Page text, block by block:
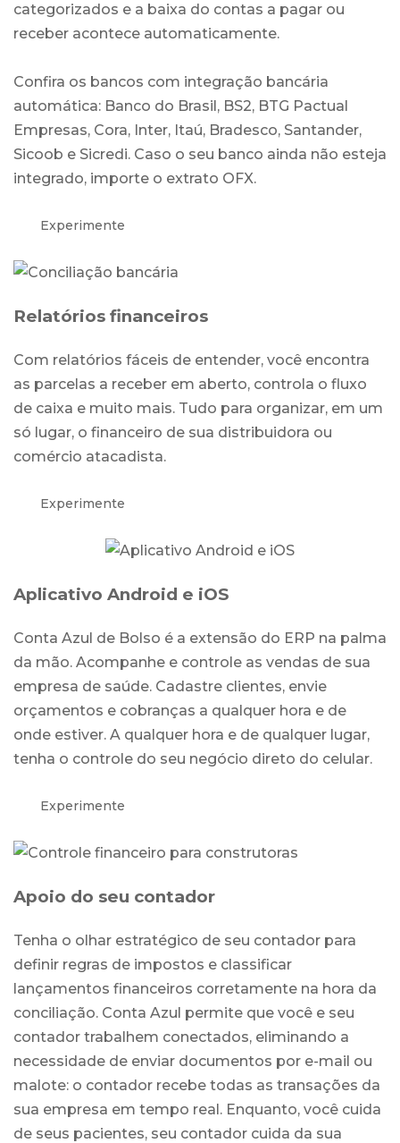
categorizados e a baixa do contas a pagar ou
receber acontece automaticamente.
Confira os bancos com integração bancária
automática: Banco do Brasil, BS2, BTG Pactual
Empresas, Cora, Inter, Itaú, Bradesco, Santander,
Sicoob e Sicredi. Caso o seu banco ainda não esteja
integrado, importe o extrato OFX.
Experimente
Relatórios financeiros
Com relatórios fáceis de entender, você encontra
as parcelas a receber em aberto, controla o fluxo
de caixa e muito mais. Tudo para organizar, em um
só lugar, o financeiro de sua distribuidora ou
comércio atacadista.
Experimente
Aplicativo Android e iOS
Conta Azul de Bolso é a extensão do ERP na palma
da mão. Acompanhe e controle as vendas de sua
empresa de saúde. Cadastre clientes, envie
orçamentos e cobranças a qualquer hora e de
onde estiver. A qualquer hora e de qualquer lugar,
tenha o controle do seu negócio direto do celular.
Experimente
Apoio do seu contador
Tenha o olhar estratégico de seu contador para
definir regras de impostos e classificar
lançamentos financeiros corretamente na hora da
conciliação. Conta Azul permite que você e seu
contador trabalhem conectados, eliminando a
necessidade de enviar documentos por e-mail ou
malote: o contador recebe todas as transações da
sua empresa em tempo real. Enquanto, você cuida
de seus pacientes, seu contador cuida da sua